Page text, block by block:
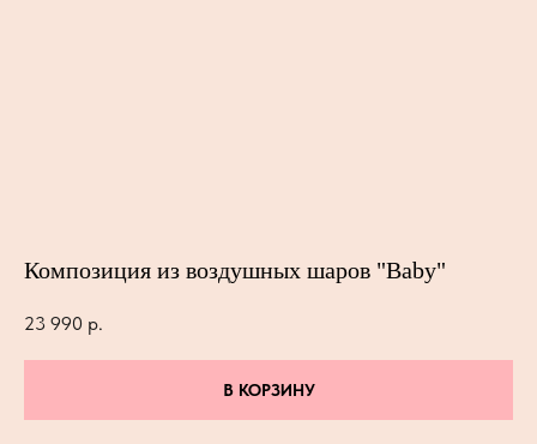
Композиция из воздушных шаров "Baby"
23 990 р.
В КОРЗИНУ